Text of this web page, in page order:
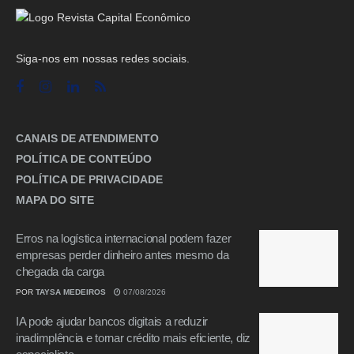
Siga-nos em nossas redes sociais.
CANAIS DE ATENDIMENTO
POLÍTICA DE CONTEÚDO
POLÍTICA DE PRIVACIDADE
MAPA DO SITE
Erros na logística internacional podem fazer
empresas perder dinheiro antes mesmo da
chegada da carga
POR TAYSA MEDEIROS 07/08/2026
IA pode ajudar bancos digitais a reduzir
inadimplência e tornar crédito mais eficiente, diz